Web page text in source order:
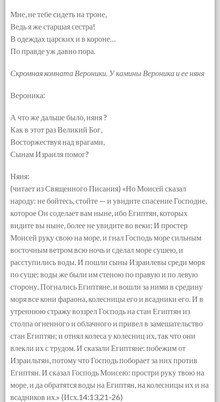
Мне, не тебе сидеть на троне,
Ведь я же старшая сестра!
В одеждах царских и в короне…
По правде уж давно пора.
Скромная комната Вероники. У камины Вероника и ее няня
Вероника:
А что же дальше было, няня ?
Как в этот раз Великий Бог,
Восторжествуя над врагами,
Сынам Израиля помог?
Няня:
(читает из Священного Писания) «Но Моисей сказал
народу: не бойтесь, стойте — и увидите спасение Господне,
которое Он соделает вам ныне, ибо Египтян, которых
видите вы ныне, более не увидите во веки; И простер
Моисей руку свою на море, и гнал Господь море сильным
восточным ветром всю ночь и сделал море сушею, и
расступились воды. И пошли сыны Израилевы среди моря
по суше: воды же были им стеною по правую и по левую
сторону. Погнались Египтяне, и вошли за ними в средину
моря все кони фараона, колесницы его и всадники его. И в
утреннюю стражу воззрел Господь на стан Египтян из
столпа огненного и облачного и привел в замешательство
стан Египтян; и отнял колеса у колесниц их, так что они
влекли их с трудом. И сказали Египтяне: побежим от
Израильтян, потому что Господь поборает за них против
Египтян. И сказал Господь Моисею: простри руку твою на
море, и да обратятся воды на Египтян, на колесницы их и на
всадников их.» (Исх.14:13,21-26)